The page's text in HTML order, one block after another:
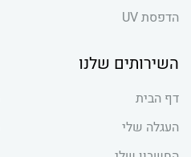
הדפסת UV
השירותים שלנו
דף הבית
העגלה שלי